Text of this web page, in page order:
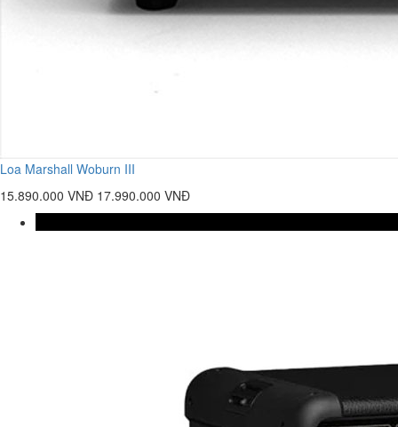
Loa Marshall Woburn III
15.890.000 VNĐ 17.990.000 VNĐ